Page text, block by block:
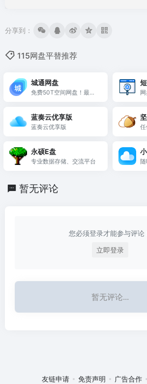
分享到：
115网盘平替推荐
城通网盘
免费50T空间网盘！最大
蓝奏云优享版
蓝奏云优享版
永硕E盘
专业数据存储、交流平台
暂无评论
您必须登录才能参与评论
立即登录
暂无评论...
友链申请 免责声明 广告合作